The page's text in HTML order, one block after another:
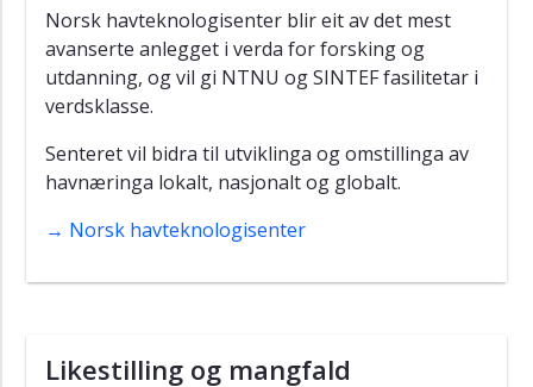
Norsk havteknologisenter blir eit av det mest
avanserte anlegget i verda for forsking og
utdanning, og vil gi NTNU og SINTEF fasilitetar i
verdsklasse.
Senteret vil bidra til utviklinga og omstillinga av
havnæringa lokalt, nasjonalt og globalt.
→ Norsk havteknologisenter
Likestilling og mangfald